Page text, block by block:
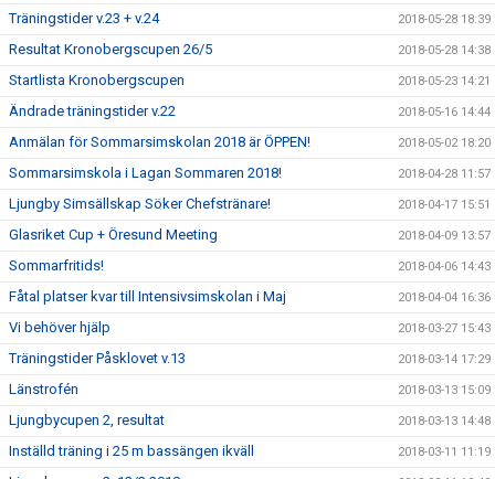
Träningstider v.23 + v.24 2018-05-28 18:39
Resultat Kronobergscupen 26/5 2018-05-28 14:38
Startlista Kronobergscupen 2018-05-23 14:21
Ändrade träningstider v.22 2018-05-16 14:44
Anmälan för Sommarsimskolan 2018 är ÖPPEN! 2018-05-02 18:20
Sommarsimskola i Lagan Sommaren 2018! 2018-04-28 11:57
Ljungby Simsällskap Söker Chefstränare! 2018-04-17 15:51
Glasriket Cup + Öresund Meeting 2018-04-09 13:57
Sommarfritids! 2018-04-06 14:43
Fåtal platser kvar till Intensivsimskolan i Maj 2018-04-04 16:36
Vi behöver hjälp 2018-03-27 15:43
Träningstider Påsklovet v.13 2018-03-14 17:29
Länstrofén 2018-03-13 15:09
Ljungbycupen 2, resultat 2018-03-13 14:48
Inställd träning i 25 m bassängen ikväll 2018-03-11 11:19